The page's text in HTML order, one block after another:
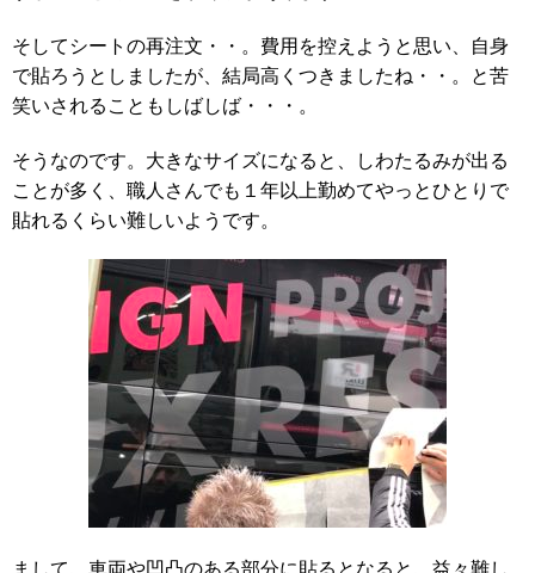
そしてシートの再注文・・。費用を控えようと思い、自身
で貼ろうとしましたが、結局高くつきましたね・・。と苦
笑いされることもしばしば・・・。
そうなのです。大きなサイズになると、しわたるみが出る
ことが多く、職人さんでも１年以上勤めてやっとひとりで
貼れるくらい難しいようです。
まして、車両や凹凸のある部分に貼るとなると、益々難し